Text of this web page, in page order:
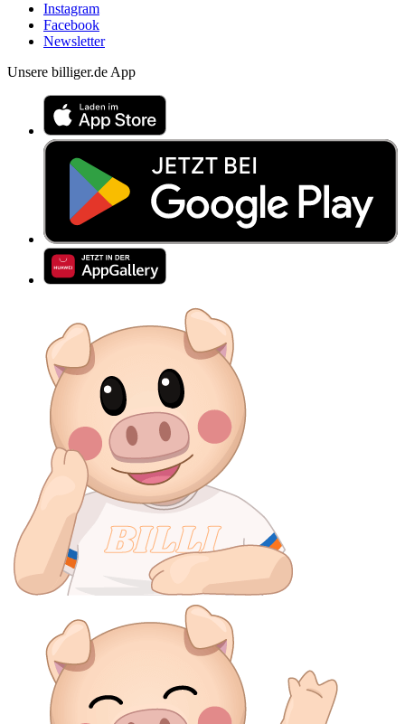
Instagram
Facebook
Newsletter
Unsere billiger.de App